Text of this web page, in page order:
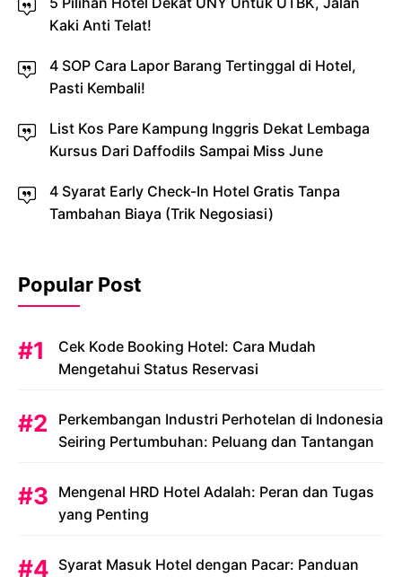
Kaki Anti Telat!
4 SOP Cara Lapor Barang Tertinggal di Hotel,
Pasti Kembali!
List Kos Pare Kampung Inggris Dekat Lembaga
Kursus Dari Daffodils Sampai Miss June
4 Syarat Early Check-In Hotel Gratis Tanpa
Tambahan Biaya (Trik Negosiasi)
Popular Post
Cek Kode Booking Hotel: Cara Mudah
Mengetahui Status Reservasi
Perkembangan Industri Perhotelan di Indonesia
Seiring Pertumbuhan: Peluang dan Tantangan
Mengenal HRD Hotel Adalah: Peran dan Tugas
yang Penting
Syarat Masuk Hotel dengan Pacar: Panduan